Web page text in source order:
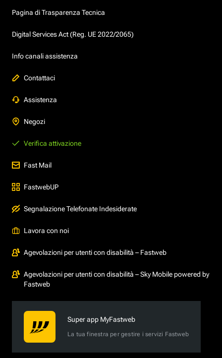
Pagina di Trasparenza Tecnica
Digital Services Act (Reg. UE 2022/2065)
Info canali assistenza
Contattaci
Assistenza
Negozi
Verifica attivazione
Fast Mail
FastwebUP
Segnalazione Telefonate Indesiderate
Lavora con noi
Agevolazioni per utenti con disabilità – Fastweb
Agevolazioni per utenti con disabilità – Sky Mobile powered by
Fastweb
Super app MyFastweb
La tua finestra per gestire i servizi Fastweb